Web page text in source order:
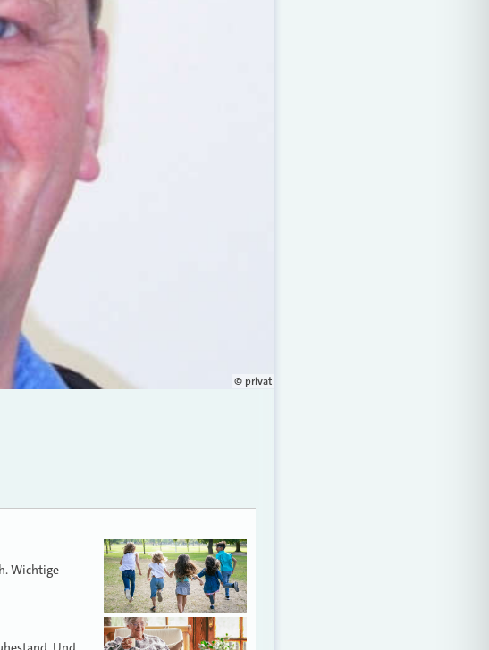
© privat
Wichtige